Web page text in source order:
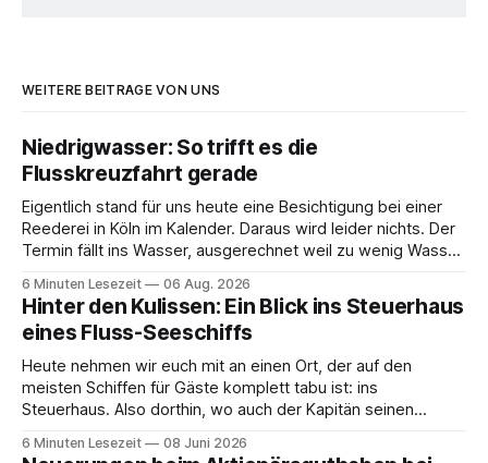
WEITERE BEITRÄGE VON UNS
Niedrigwasser: So trifft es die
Flusskreuzfahrt gerade
Eigentlich stand für uns heute eine Besichtigung bei einer
Reederei in Köln im Kalender. Daraus wird leider nichts. Der
Termin fällt ins Wasser, ausgerechnet weil zu wenig Wasser
und fahren mit Thurgau Travel die Donau hinunter Richtung
Budapest. Auch
6 Minuten Lesezeit 06 Aug. 2026
Hinter den Kulissen: Ein Blick ins Steuerhaus
eines Fluss-Seeschiffs
Heute nehmen wir euch mit an einen Ort, der auf den
meisten Schiffen für Gäste komplett tabu ist: ins
Steuerhaus. Also dorthin, wo auch der Kapitän seinen
Saxonia ging es zur Mittagszeit von Mainz Richtung Koblenz
6 Minuten Lesezeit 08 Juni 2026